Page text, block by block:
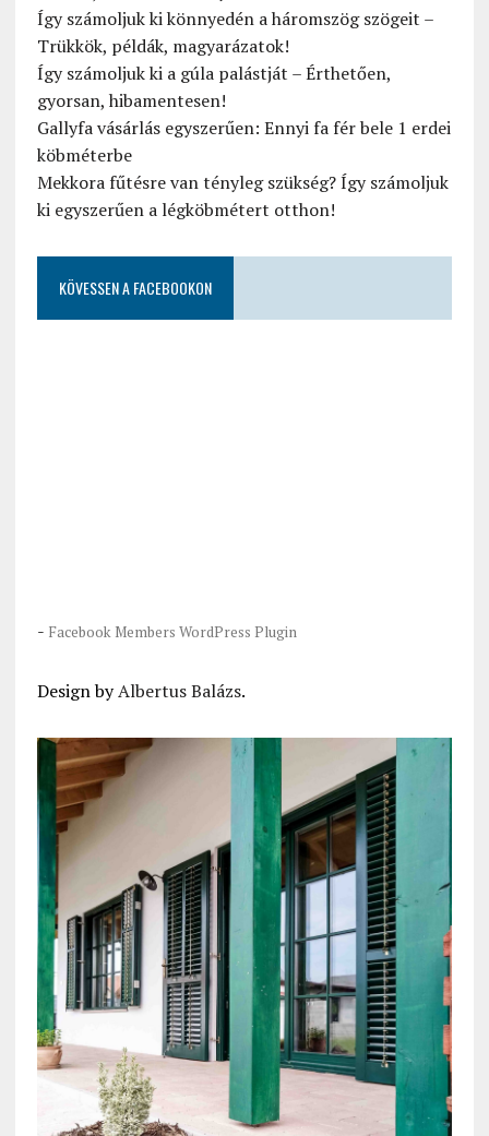
Így számoljuk ki könnyedén a háromszög szögeit –
Trükkök, példák, magyarázatok!
Így számoljuk ki a gúla palástját – Érthetően,
gyorsan, hibamentesen!
Gallyfa vásárlás egyszerűen: Ennyi fa fér bele 1 erdei
köbméterbe
Mekkora fűtésre van tényleg szükség? Így számoljuk
ki egyszerűen a légköbmétert otthon!
KÖVESSEN A FACEBOOKON
- Facebook Members WordPress Plugin
Design byAlbertus Balázs.